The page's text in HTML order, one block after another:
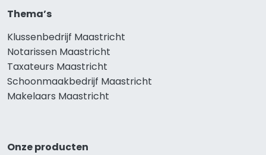
Thema’s
Klussenbedrijf Maastricht
Notarissen Maastricht
Taxateurs Maastricht
Schoonmaakbedrijf Maastricht
Makelaars Maastricht
Onze producten